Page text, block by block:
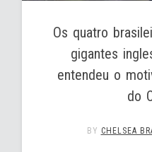
Os quatro
gigantes
entendeu o
do
BY CHELSEA